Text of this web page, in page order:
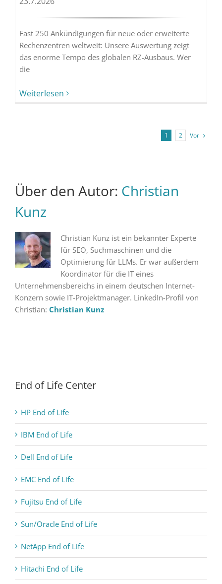
Fast 250 Ankündigungen für neue oder erweiterte
Rechenzentren weltweit: Unsere Auswertung zeigt
das enorme Tempo des globalen RZ-Ausbaus. Wer
die
Weiterlesen
1 2 Vor
Über den Autor: Christian
Kunz
Christian Kunz ist ein bekannter Experte
für SEO, Suchmaschinen und die
Optimierung für LLMs. Er war außerdem
Koordinator für die IT eines
Unternehmensbereichs in einem deutschen Internet-
Konzern sowie IT-Projektmanager. LinkedIn-Profil von
Christian: Christian Kunz
End of Life Center
HP End of Life
IBM End of Life
Dell End of Life
EMC End of Life
Fujitsu End of Life
Sun/Oracle End of Life
NetApp End of Life
Hitachi End of Life